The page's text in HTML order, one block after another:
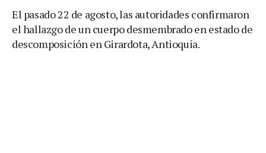
El pasado 22 de agosto, las autoridades confirmaron
el hallazgo de un cuerpo desmembrado en estado de
descomposición en Girardota, Antioquia.